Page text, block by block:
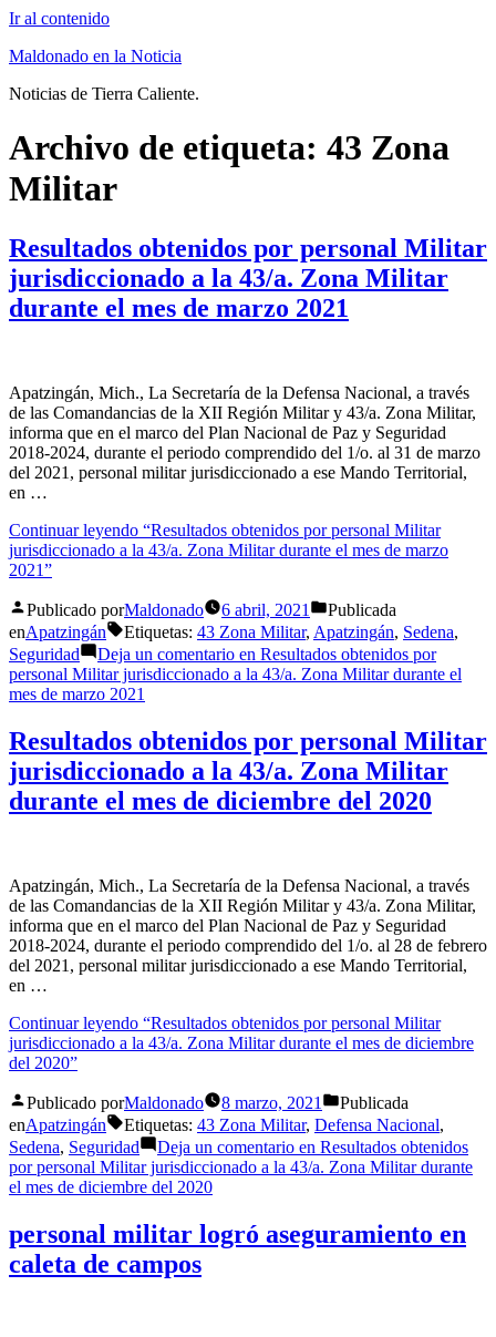
Ir al contenido
Maldonado en la Noticia
Noticias de Tierra Caliente.
Archivo de etiqueta: 43 Zona
Militar
Resultados obtenidos por personal Militar
jurisdiccionado a la 43/a. Zona Militar
durante el mes de marzo 2021
Apatzingán, Mich., La Secretaría de la Defensa Nacional, a través
de las Comandancias de la XII Región Militar y 43/a. Zona Militar,
informa que en el marco del Plan Nacional de Paz y Seguridad
2018-2024, durante el periodo comprendido del 1/o. al 31 de marzo
del 2021, personal militar jurisdiccionado a ese Mando Territorial,
en …
Continuar leyendo “Resultados obtenidos por personal Militar
jurisdiccionado a la 43/a. Zona Militar durante el mes de marzo
2021”
Publicado porMaldonado 6 abril, 2021
Publicada
enApatzingán Etiquetas: 43 Zona Militar, Apatzingán, Sedena,
Seguridad
Deja un comentario en Resultados obtenidos por
personal Militar jurisdiccionado a la 43/a. Zona Militar durante el
mes de marzo 2021
Resultados obtenidos por personal Militar
jurisdiccionado a la 43/a. Zona Militar
durante el mes de diciembre del 2020
Apatzingán, Mich., La Secretaría de la Defensa Nacional, a través
de las Comandancias de la XII Región Militar y 43/a. Zona Militar,
informa que en el marco del Plan Nacional de Paz y Seguridad
2018-2024, durante el periodo comprendido del 1/o. al 28 de febrero
del 2021, personal militar jurisdiccionado a ese Mando Territorial,
en …
Continuar leyendo “Resultados obtenidos por personal Militar
jurisdiccionado a la 43/a. Zona Militar durante el mes de diciembre
del 2020”
Publicado porMaldonado 8 marzo, 2021
Publicada
enApatzingán Etiquetas: 43 Zona Militar, Defensa Nacional,
Sedena, Seguridad Deja un comentario en Resultados obtenidos
por personal Militar jurisdiccionado a la 43/a. Zona Militar durante
el mes de diciembre del 2020
personal militar logró aseguramiento en
caleta de campos